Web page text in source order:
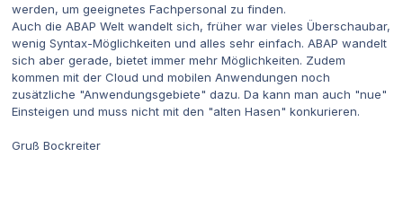
werden, um geeignetes Fachpersonal zu finden.
Auch die ABAP Welt wandelt sich, früher war vieles Überschaubar,
wenig Syntax-Möglichkeiten und alles sehr einfach. ABAP wandelt
sich aber gerade, bietet immer mehr Möglichkeiten. Zudem
kommen mit der Cloud und mobilen Anwendungen noch
zusätzliche "Anwendungsgebiete" dazu. Da kann man auch "nue"
Einsteigen und muss nicht mit den "alten Hasen" konkurieren.
Gruß Bockreiter